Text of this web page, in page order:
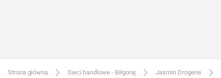
Strona główna Sieci handlowe - Biłgoraj Jasmin Drogerie